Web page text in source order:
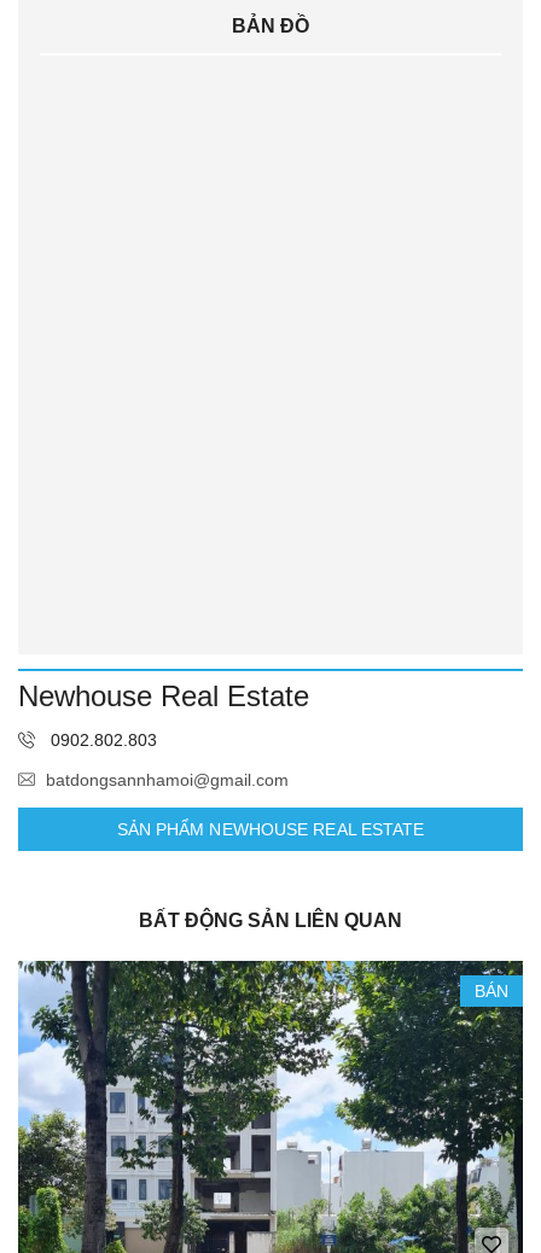
BẢN ĐỒ
Newhouse Real Estate
0902.802.803
batdongsannhamoi@gmail.com
SẢN PHẨM NEWHOUSE REAL ESTATE
BẤT ĐỘNG SẢN LIÊN QUAN
BÁN